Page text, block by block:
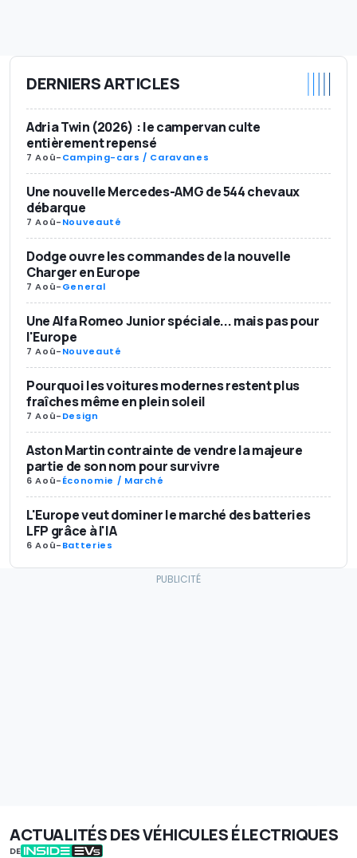
DERNIERS ARTICLES
Adria Twin (2026) : le campervan culte
entièrement repensé
7 Aoû-Camping-cars / Caravanes
Une nouvelle Mercedes-AMG de 544 chevaux
débarque
7 Aoû-Nouveauté
Dodge ouvre les commandes de la nouvelle
Charger en Europe
7 Aoû-General
Une Alfa Romeo Junior spéciale... mais pas pour
l'Europe
7 Aoû-Nouveauté
Pourquoi les voitures modernes restent plus
fraîches même en plein soleil
7 Aoû-Design
Aston Martin contrainte de vendre la majeure
partie de son nom pour survivre
6 Aoû-Économie / Marché
L'Europe veut dominer le marché des batteries
LFP grâce à l'IA
6 Aoû-Batteries
ACTUALITÉS DES VÉHICULES ÉLECTRIQUES
DE